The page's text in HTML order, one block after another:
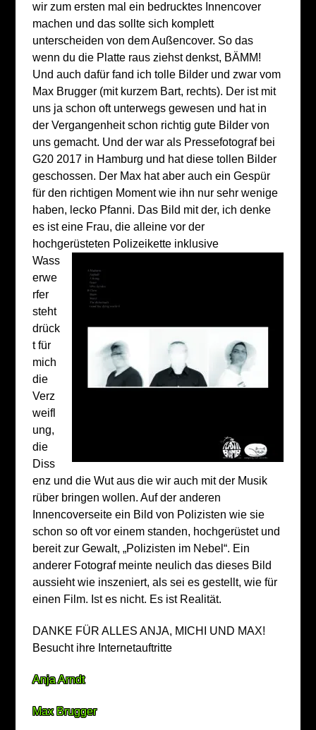
wir zum ersten mal ein bedrucktes Innencover
machen und das sollte sich komplett
unterscheiden von dem Außencover. So das
wenn du die Platte raus ziehst denkst, BÄMM!
Und auch dafür fand ich tolle Bilder und zwar vom
Max Brugger (mit kurzem Bart, rechts). Der ist mit
uns ja schon oft unterwegs gewesen und hat in
der Vergangenheit schon richtig gute Bilder von
uns gemacht. Und der war als Pressefotograf bei
G20 2017 in Hamburg und hat diese tollen Bilder
geschossen. Der Max hat aber auch ein Gespür
für den richtigen Moment wie ihn nur sehr wenige
haben, lecko Pfanni. Das Bild mit der, ich denke
es ist eine Frau, die alleine vor der
hochgerüsteten Polizeikette inklusive
Wass
erwe
rfer
steht
drück
t für
mich
die
Verz
weifl
ung,
die
Diss
enz und die Wut aus die wir auch mit der Musik
rüber bringen wollen. Auf der anderen
Innencoverseite ein Bild von Polizisten wie sie
schon so oft vor einem standen, hochgerüstet und
bereit zur Gewalt, „Polizisten im Nebel“. Ein
anderer Fotograf meinte neulich das dieses Bild
aussieht wie inszeniert, als sei es gestellt, wie für
einen Film. Ist es nicht. Es ist Realität.
DANKE FÜR ALLES ANJA, MICHI UND MAX!
Besucht ihre Internetauftritte
Anja Arndt
Max Brugger